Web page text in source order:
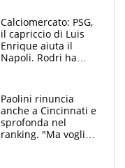
Calciomercato: PSG,
il capriccio di Luis
Enrique aiuta il
Napoli. Rodri ha
Fernandez
Paolini rinuncia
anche a Cincinnati e
sprofonda nel
ranking. "Ma voglio